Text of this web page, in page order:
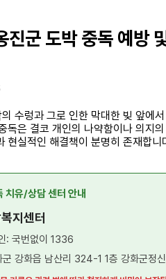
진군 도박 중독 예방
수렁과 그로 인한 막대한 빚 앞에
독은 결코 개인의 나약함이나 의지
현실적인 해결책이 분명히 존재합
치유/상담 센터 안내
지센터
: 국번없이 1336
강화읍 남산리 324-1 1층 강화군정